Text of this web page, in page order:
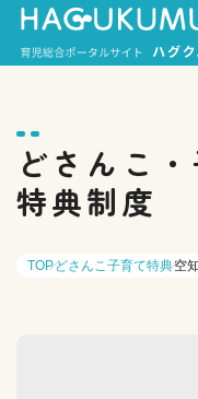
どさんこ
特典制度
TOPどさんこ子育て特典空